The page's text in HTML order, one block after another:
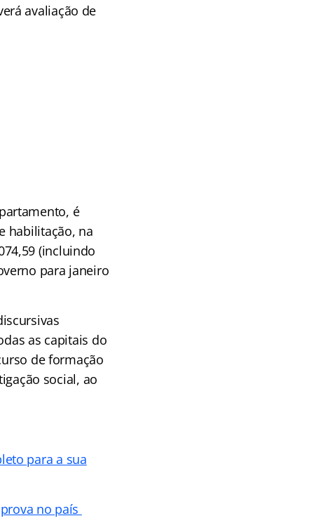
avaliação de
é
habilitação, na
(incluindo
para janeiro
as capitais do
de formação
social, ao
para a sua
no país